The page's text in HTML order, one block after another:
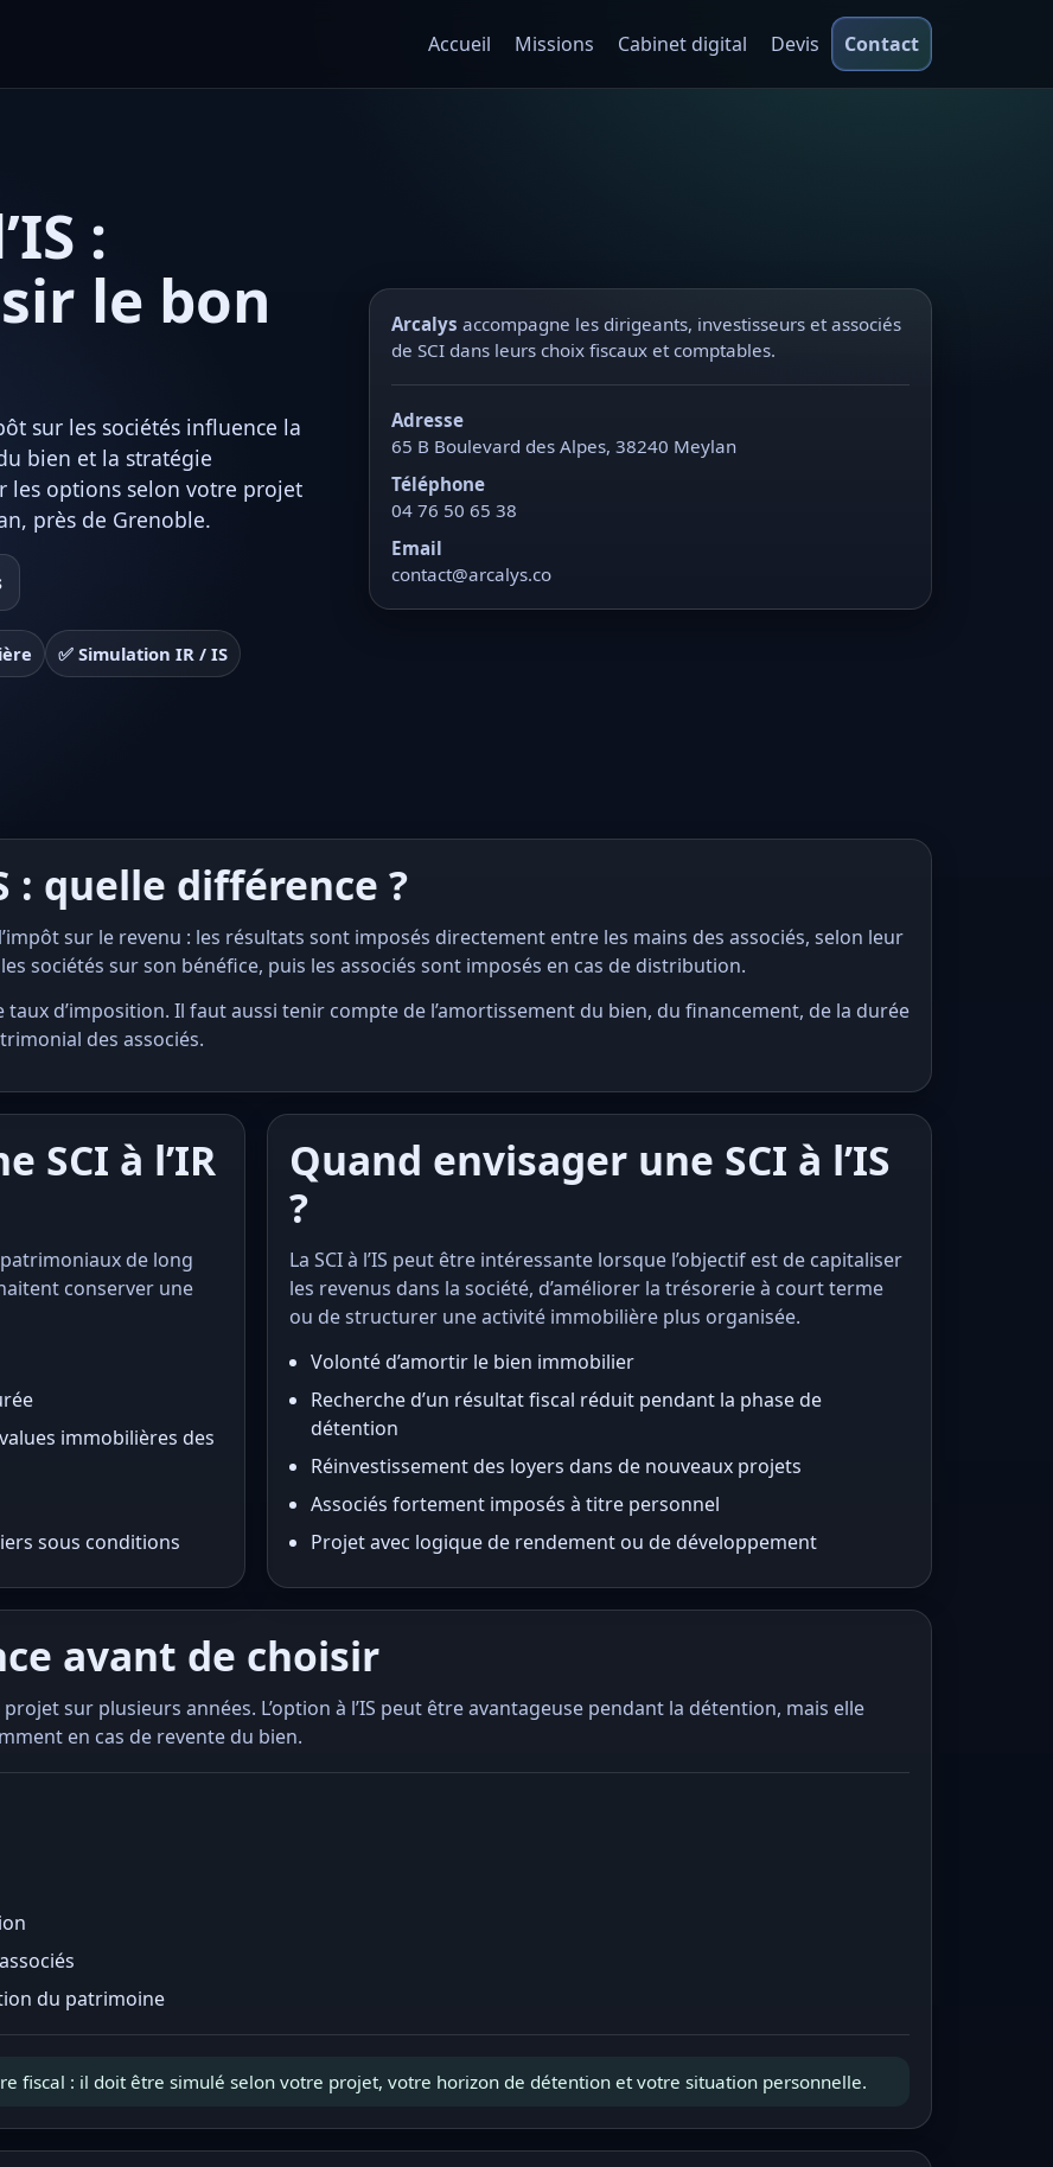
Accueil Missions Cabinet digital Devis Contact
:
le bon
sur les sociétés influence la
bien et la stratégie
les options selon votre projet
près de Grenoble.
✅ Simulation IR / IS
Arcalys accompagne les dirigeants, investisseurs et associés
de SCI dans leurs choix fiscaux et comptables.
Adresse
65 B Boulevard des Alpes, 38240 Meylan
Téléphone
04 76 50 65 38
Email
contact@arcalys.co
: quelle différence ?
sur le revenu : les résultats sont imposés directement entre les mains des associés, selon leur
les sociétés sur son bénéfice, puis les associés sont imposés en cas de distribution.
d’imposition. Il faut aussi tenir compte de l’amortissement du bien, du financement, de la durée
des associés.
SCI à l’IR
patrimoniaux de long
conserver une
immobilières des
sous conditions
Quand envisager une SCI à l’IS
?
La SCI à l’IS peut être intéressante lorsque l’objectif est de capitaliser
les revenus dans la société, d’améliorer la trésorerie à court terme
ou de structurer une activité immobilière plus organisée.
Volonté d’amortir le bien immobilier
Recherche d’un résultat fiscal réduit pendant la phase de
détention
Réinvestissement des loyers dans de nouveaux projets
Associés fortement imposés à titre personnel
Projet avec logique de rendement ou de développement
avant de choisir
sur plusieurs années. L’option à l’IS peut être avantageuse pendant la détention, mais elle
en cas de revente du bien.
du patrimoine
fiscal : il doit être simulé selon votre projet, votre horizon de détention et votre situation personnelle.